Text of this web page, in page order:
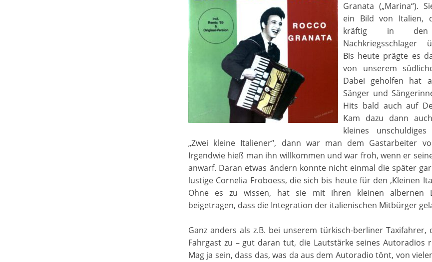
Granata („Marina“).
ein Bild von Italien,
kräftig in den
Nachkriegsschlager
Bis heute prägte es
von unserem
Dabei geholfen hat
Sänger und
Hits bald auch auf
Kam dazu dann
kleines
„Zwei kleine Italiener“, dann war man dem Gastarbeiter
Irgendwie hieß man ihn willkommen und war froh, wenn er
anwarf. Daran etwas ändern konnte nicht einmal die später
lustige Cornelia Froboess, die sich bis heute für den ‚Kleinen
Ohne es zu wissen, hat sie mit ihren kleinen albernen
beigetragen, dass die Integration der italienischen Mitbürger
Ganz anders als z.B. bei unserem türkisch-berliner Taxifahrer,
Fahrgast zu – gut daran tut, die Lautstärke seines Autoradios
Mag ja sein, dass das, was da aus dem Autoradio tönt, von